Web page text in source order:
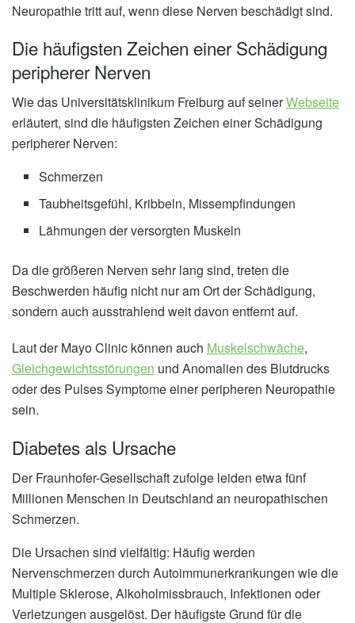
Neuropathie tritt auf, wenn diese Nerven beschädigt sind.
Die häufigsten Zeichen einer Schädigung
peripherer Nerven
Wie das Universitätsklinikum Freiburg auf seinerWebseite
erläutert, sind die häufigsten Zeichen einer Schädigung
peripherer Nerven:
Schmerzen
Taubheitsgefühl, Kribbeln, Missempfindungen
Lähmungen der versorgten Muskeln
Da die größeren Nerven sehr lang sind, treten die
Beschwerden häufig nicht nur am Ort der Schädigung,
sondern auch ausstrahlend weit davon entfernt auf.
Laut der Mayo Clinic können auch Muskelschwäche,
Gleichgewichtsstörungen und Anomalien des Blutdrucks
oder des Pulses Symptome einer peripheren Neuropathie
sein.
Diabetes als Ursache
Der Fraunhofer-Gesellschaft zufolge leiden etwa fünf
Millionen Menschen in Deutschland an neuropathischen
Schmerzen.
Die Ursachen sind vielfältig: Häufig werden
Nervenschmerzen durch Autoimmunerkrankungen wie die
Multiple Sklerose, Alkoholmissbrauch, Infektionen oder
Verletzungen ausgelöst. Der häufigste Grund für die